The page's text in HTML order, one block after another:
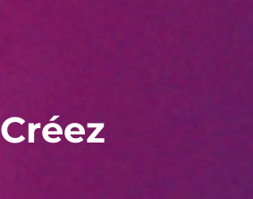
Créez